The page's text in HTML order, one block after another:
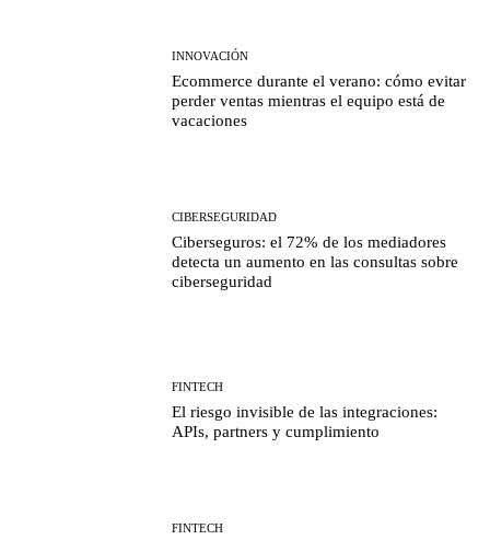
INNOVACIÓN
Ecommerce durante el verano: cómo evitar
perder ventas mientras el equipo está de
vacaciones
CIBERSEGURIDAD
Ciberseguros: el 72% de los mediadores
detecta un aumento en las consultas sobre
ciberseguridad
FINTECH
El riesgo invisible de las integraciones:
APIs, partners y cumplimiento
FINTECH